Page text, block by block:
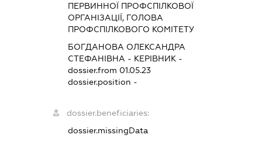
ПЕРВИННОЇ ПРОФСПІЛКОВОЇ
ОРГАНІЗАЦІЇ, ГОЛОВА
ПРОФСПІЛКОВОГО КОМІТЕТУ
БОГДАНОВА ОЛЕКСАНДРА
СТЕФАНІВНА - КЕРІВНИК -
dossier.from 01.05.23
dossier.position -
dossier.beneficiaries:
dossier.missingData